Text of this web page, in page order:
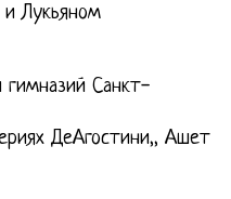
и Лукьяном
гимназий Санкт-
ДеАгостини,, Ашет